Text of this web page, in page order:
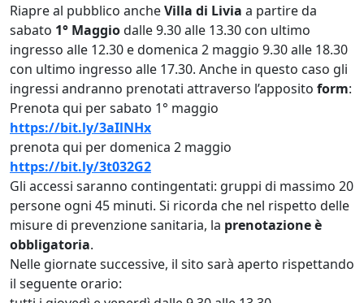
Riapre al pubblico ancheVilla di Livia a partire da
sabato 1° Maggiodalle 9.30 alle 13.30 con ultimo
ingresso alle 12.30 e domenica 2 maggio 9.30 alle 18.30
con ultimo ingresso alle 17.30. Anche in questo caso gli
ingressi andranno prenotati attraverso l’apposito form:
Prenota qui per sabato 1° maggio
https://bit.ly/3aIlNHx
prenota qui per domenica 2 maggio
https://bit.ly/3t032G2
Gli accessi saranno contingentati: gruppi di massimo 20
persone ogni 45 minuti. Si ricorda che nel rispetto delle
misure di prevenzione sanitaria, la prenotazione è
obbligatoria.
Nelle giornate successive, il sito sarà aperto rispettando
il seguente orario: